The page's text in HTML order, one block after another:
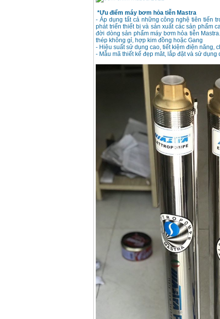
*Ưu điểm máy bơm hỏa tiễn Mastra
- Áp dụng tất cả những công nghệ tiên tiến
phát triển thiết bị và sản xuất các sản phẩm
đời dòng sản phẩm máy bơm hỏa tiễn
thép không gỉ, hợp kim đồng hoặc Gang
- Hiệu suất sử dụng cao, tiết kiệm điện năng,
- Mẫu mã thiết kế đẹp măt, lắp đặt và sử dụng